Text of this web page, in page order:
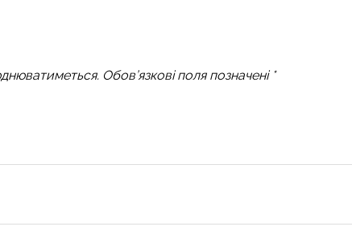
Обов’язкові поля позначені *